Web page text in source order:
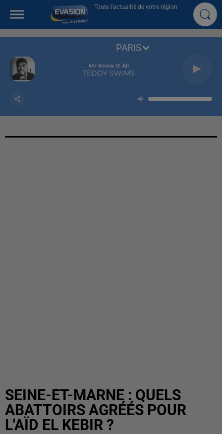
Toute l'actualité de votre région
Mr Know It All
TEDDY SWIMS
PARIS
SEINE-ET-MARNE : QUELS
ABATTOIRS AGRÉÉS POUR
L'AÏD EL KEBIR ?